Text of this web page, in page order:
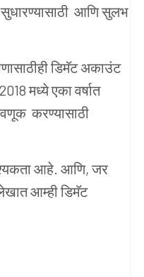
सुधारण्यासाठी आणि सुलभ
डिमॅट अकाउंट
2018 मध्येएका वर्षात
करण्यासाठी
आहे. आणि, जर
आम्ही डिमॅट